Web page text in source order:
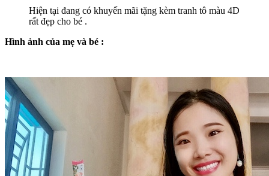
Hiện tại đang có khuyến mãi tặng kèm tranh tô màu 4D
rất đẹp cho bé .
Hình ảnh của mẹ và bé :